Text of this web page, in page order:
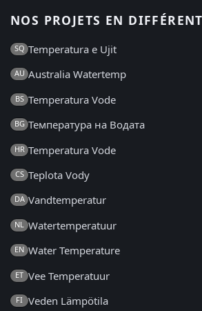
NOS PROJETS EN
SQ Temperatura e Ujit
AU Australia Watertemp
BS Temperatura Vode
BG Температура на Водата
HR Temperatura Vode
CS Teplota Vody
DA Vandtemperatur
NL Watertemperatuur
EN Water Temperature
ET Vee Temperatuur
FI Veden Lämpötila